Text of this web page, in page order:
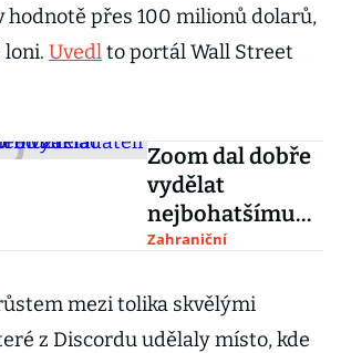
hodnotě přes 100 milionů dolarů,
Uvedlto portál Wall Street
Zoom dal dobře
vydělat
nejbohatšímu
muži
nebo zakladateli
Yahoo
Zahraniční
mezi tolika skvělými
z Discordu udělaly místo, kde